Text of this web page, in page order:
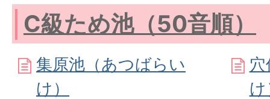
C級ため池（50音順）
集原池（あつばらい
け）